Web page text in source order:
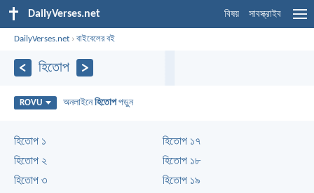
DailyVerses.net বিষয় সাবস্ক্রাইব
DailyVerses.net ›বাইবেলের বই
হিতোপ
ROVU অনলাইনেহিতোপপড়ুন
হিতোপ ১
হিতোপ ২
হিতোপ ৩
হিতোপ ১৭
হিতোপ ১৮
হিতোপ ১৯